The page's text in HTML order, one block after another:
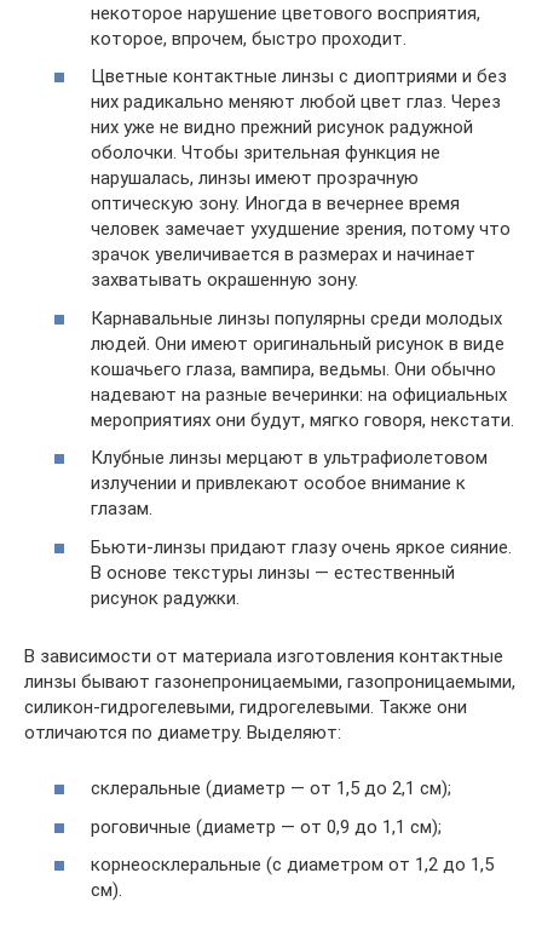
некоторое нарушение цветового восприятия,
которое, впрочем, быстро проходит.
Цветные контактные линзы с диоптриями и без
них радикально меняют любой цвет глаз. Через
них уже не видно прежний рисунок радужной
оболочки. Чтобы зрительная функция не
нарушалась, линзы имеют прозрачную
оптическую зону. Иногда в вечернее время
человек замечает ухудшение зрения, потому что
зрачок увеличивается в размерах и начинает
захватывать окрашенную зону.
Карнавальные линзы популярны среди молодых
людей. Они имеют оригинальный рисунок в виде
кошачьего глаза, вампира, ведьмы. Они обычно
надевают на разные вечеринки: на официальных
мероприятиях они будут, мягко говоря, некстати.
Клубные линзы мерцают в ультрафиолетовом
излучении и привлекают особое внимание к
глазам.
Бьюти-линзы придают глазу очень яркое сияние.
В основе текстуры линзы — естественный
рисунок радужки.
В зависимости от материала изготовления контактные
линзы бывают газонепроницаемыми, газопроницаемыми,
силикон-гидрогелевыми, гидрогелевыми. Также они
отличаются по диаметру. Выделяют:
склеральные (диаметр — от 1,5 до 2,1 см);
роговичные (диаметр — от 0,9 до 1,1 см);
корнеосклеральные (с диаметром от 1,2 до 1,5
см).